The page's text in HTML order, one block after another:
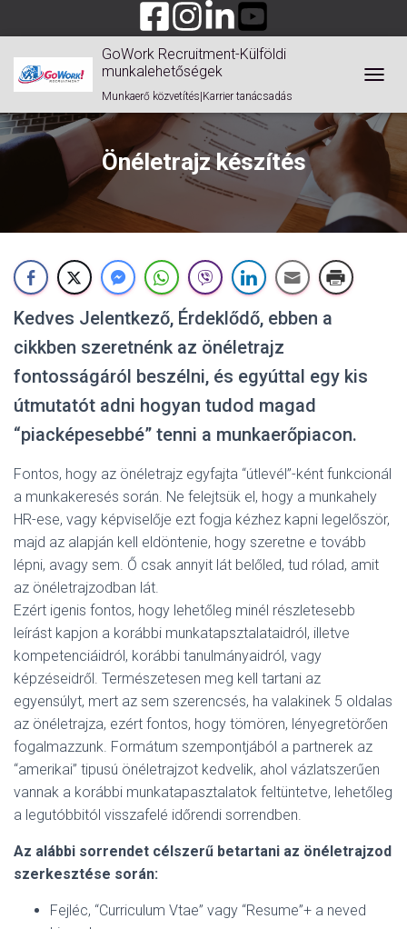
GoWork Recruitment-Külföldi
munkalehetőségek
Munkaerő közvetítés|Karrier tanácsadás
Önéletrajz készítés
Kedves Jelentkező, Érdeklődő, ebben a
cikkben szeretnénk az önéletrajz
fontosságáról beszélni, és egyúttal egy kis
útmutatót adni hogyan tudod magad
“piacképesebbé” tenni a munkaerőpiacon.
Fontos, hogy az önéletrajz egyfajta “útlevél”-ként funkcionál
a munkakeresés során. Ne felejtsük el, hogy a munkahely
HR-ese, vagy képviselője ezt fogja kézhez kapni legelőször,
majd az alapján kell eldöntenie, hogy szeretne e tovább
lépni, avagy sem. Ő csak annyit lát belőled, tud rólad, amit
az önéletrajzodban lát.
Ezért igenis fontos, hogy lehetőleg minél részletesebb
leírást kapjon a korábbi munkatapsztalataidról, illetve
kompetenciáidról, korábbi tanulmányaidról, vagy
képzéseidről. Természetesen meg kell tartani az
egyensúlyt, mert az sem szerencsés, ha valakinek 5 oldalas
az önéletrajza, ezért fontos, hogy tömören, lényegretörően
fogalmazzunk. Formátum szempontjából a partnerek az
“amerikai” tipusú önéletrajzot kedvelik, ahol vázlatszerűen
vannak a korábbi munkatapasztalatok feltüntetve, lehetőleg
a legutóbbitól visszafelé időrendi sorrendben.
Az alábbi sorrendet célszerű betartani az önéletrajzod
szerkesztése során:
Fejléc, “Curriculum Vtae” vagy “Resume”+ a neved